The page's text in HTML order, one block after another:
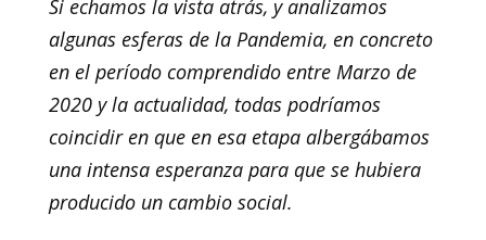
Si echamos la vista atrás, y analizamos
algunas esferas de la Pandemia, en concreto
en el período comprendido entre Marzo de
2020 y la actualidad, todas podríamos
coincidir en que en esa etapa albergábamos
una intensa esperanza para que se hubiera
producido un cambio social.